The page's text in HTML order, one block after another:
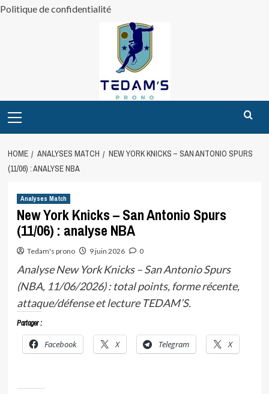
Politique de confidentialité
Menu
HOME ANALYSES MATCH
NEW YORK KNICKS – SAN ANTONIO SPURS
(11/06) : ANALYSE NBA
Analyses Match
New York Knicks – San Antonio Spurs
(11/06) : analyse NBA
Tedam's prono 9 juin 2026 0
Analyse New York Knicks – San Antonio Spurs
(NBA, 11/06/2026) : total points, forme récente,
attaque/défense et lecture TEDAM’S.
Partager :
Facebook X Telegram X